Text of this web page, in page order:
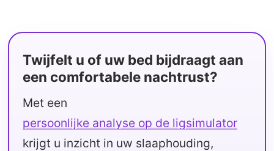
Twijfelt u of uw bed bijdraagt aan
een comfortabele nachtrust?
Met een
persoonlijke analyse op de ligsimulator
krijgt u inzicht in uw slaaphouding,